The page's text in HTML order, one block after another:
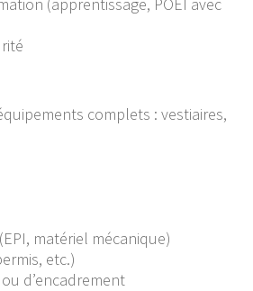
complets : vestiaires,
matériel mécanique)
etc.)
d’encadrement